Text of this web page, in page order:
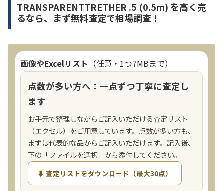
TRANSPARENTTRETHER .5 (0.5m) を高く売
るなら、まず無料査定で相場調査！
画像やExcelリスト （任意・1つ7MBまで）
点数が多い方へ：一点ずつ丁寧に査定し
ます
お手元で整理しながらご記入いただける査定リスト
（エクセル）をご用意しています。点数が多い方も、
まずは代表的な品からご記入いただけます。記入後、
下の「ファイルを選択」から添付してください。
⬇ 査定リストをダウンロード（最大30点）